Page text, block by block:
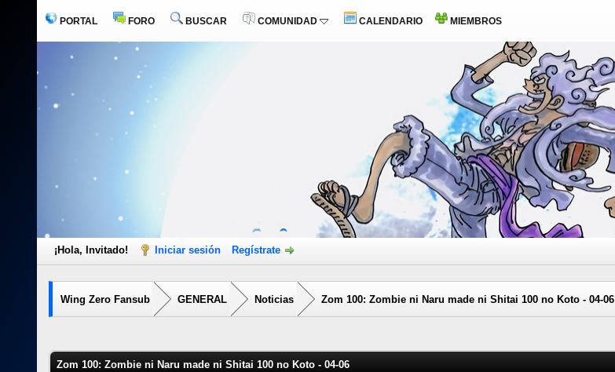
PORTAL FORO BUSCAR COMUNIDAD CALENDARIO MIEMBROS
¡Hola, Invitado! Iniciar sesión Regístrate
Wing Zero Fansub GENERAL Noticias Zom 100: Zombie ni Naru made ni Shitai 100 no Koto - 04-06
Zom 100: Zombie ni Naru made ni Shitai 100 no Koto - 04-06